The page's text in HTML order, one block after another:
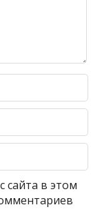
сайта в этом